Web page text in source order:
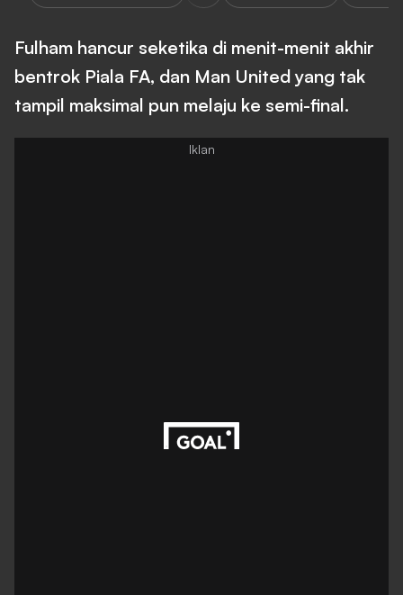
Fulham hancur seketika di menit-menit akhir
bentrok Piala FA, dan Man United yang tak
tampil maksimal pun melaju ke semi-final.